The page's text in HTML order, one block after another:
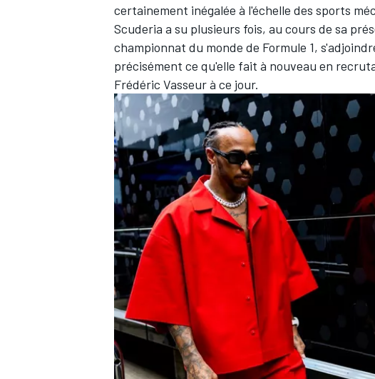
certainement inégalée à l'échelle des sports
Scuderia a su plusieurs fois, au cours de sa
championnat du monde de Formule 1,
précisément ce qu'elle fait à nouveau en
Frédéric Vasseur à ce jour.